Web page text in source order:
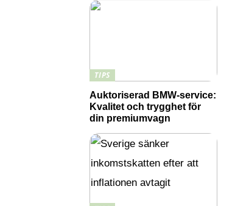
TIPS
Auktoriserad BMW-service:
Kvalitet och trygghet för
din premiumvagn